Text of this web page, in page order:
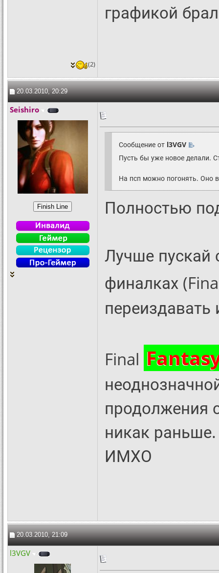
графикой
(2)
20.03.2010, 20:29
Seishiro
Сообщение от l3VGV
Пусть бы уже новое делали.
На псп можно погонять. Оно
Полностью
Лучше пускай
финалках
Final
продолжения
никак раньше.
ИМХО
20.03.2010, 21:09
l3VGV